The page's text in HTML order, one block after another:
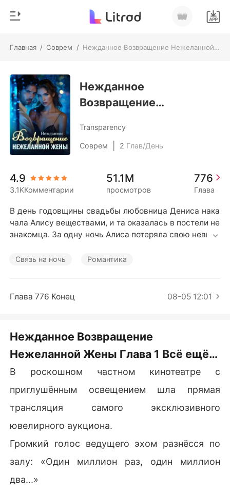
Главная / Соврем / Нежданное Возвращение Нежеланной Жены
0
Пополнить
История чтения
Выйти
Скачать приложение
Жанр
Соврем
Оборотни
Романы
Миллиард
Короткие Рассказы
Нежданное
Возвращение
Transparency
Соврем 2 Глав/День
4.9
3.1KКомментарии
51.1M
просмотров
776
Глава
В день годовщины свадьбы любовница Дениса нака
чала Алису веществами, и та оказалась в постели не
знакомца. За одну ночь Алиса потеряла свою невинн
Разбитая и униженная, Алиса потребовала развода,
ожницей, которой все восхищались. Сожалея о случ
Связь на ночь Романтика
Глава 776 Конец 08-05 12:01
Нежданное Возвращение
Нежеланной Жены Глава 1 Всё ещё
девственница
В роскошном частном кинотеатре с
приглушённым освещением шла прямая
трансляция самого эксклюзивного
ювелирного аукциона.
Громкий голос ведущего эхом разнёсся по
залу: «Один миллион раз, один миллион
два...»